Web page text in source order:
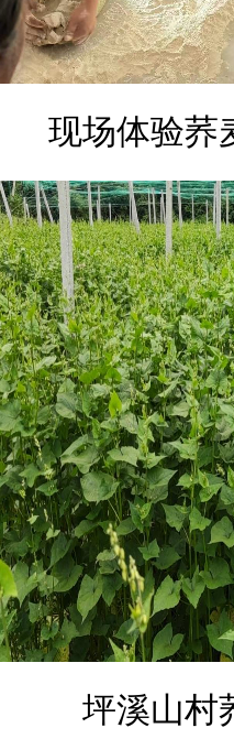
现场体验荞
坪溪山村